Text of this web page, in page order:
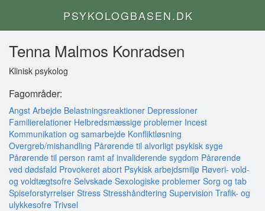
PSYKOLOGBASEN.DK
Tenna Malmos Konradsen
Klinisk psykolog
Fagområder:
Angst Arbejde Belastningsreaktioner Depressioner
Familierelationer Helbredsmæssige problemer Incest
Kommunikation og samarbejde Konfliktløsning
Overgreb/mishandling Pårørende til alvorligt psykisk syge
Pårørende til person ramt af invaliderende sygdom Pårørende
ved dødsfald Provokeret abort Psykisk arbejdsmiljø Røveri- vold-
og voldtægtsofre Selvskade Sexologiske problemer Sorg og tab
Spiseforstyrrelser Stress Stresshåndtering Supervision Trafik- og
ulykkesofre Trivsel